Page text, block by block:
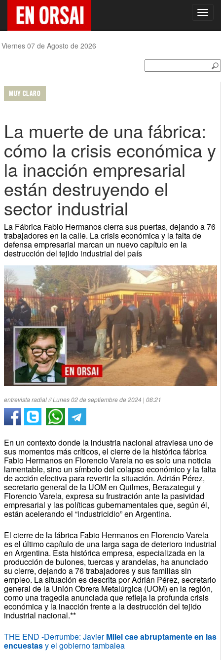
Viernes 07 de Agosto de 2026
MUY CLARO
La muerte de una fábrica:
cómo la crisis económica y
la inacción empresarial
están destruyendo el
sector industrial
La Fábrica Fabio Hermanos cierra sus puertas, dejando a 76
trabajadores en la calle. La crisis económica y la falta de
defensa empresarial marcan un nuevo capítulo en la
destrucción del tejido industrial del país
entrevista radial // Lunes 02 de septiembre de 2024 | 08:21
En un contexto donde la industria nacional atraviesa uno de
sus momentos más críticos, el cierre de la histórica fábrica
Fabio Hermanos en Florencio Varela no es solo una noticia
lamentable, sino un símbolo del colapso económico y la falta
de acción efectiva para revertir la situación. Adrián Pérez,
secretario general de la UOM en Quilmes, Berazategui y
Florencio Varela, expresa su frustración ante la pasividad
empresarial y las políticas gubernamentales que, según él,
están acelerando el “industricidio” en Argentina.
El cierre de la fábrica Fabio Hermanos en Florencio Varela
es el último capítulo de una larga saga de deterioro industrial
en Argentina. Esta histórica empresa, especializada en la
producción de bulones, tuercas y arandelas, ha anunciado
su cierre, dejando a 76 trabajadores y sus familias sin
empleo. La situación es descrita por Adrián Pérez, secretario
general de la Unión Obrera Metalúrgica (UOM) en la región,
como una tragedia anunciada que refleja la profunda crisis
económica y la inacción frente a la destrucción del tejido
industrial nacional.**
THE END -Derrumbe: JavierMilei cae abruptamente en las
encuestasy el gobierno tambalea